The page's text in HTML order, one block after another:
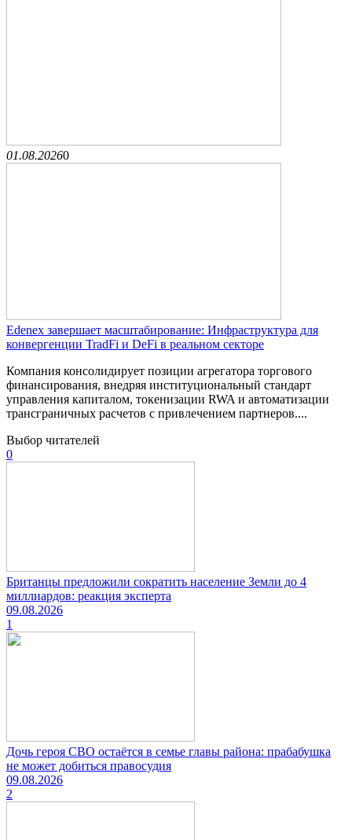
01.08.20260
Edenex завершает масштабирование: Инфраструктура для
конвергенции TradFi и DeFi в реальном секторе
Компания консолидирует позиции агрегатора торгового
финансирования, внедряя институциональный стандарт
управления капиталом, токенизации RWA и автоматизации
трансграничных расчетов с привлечением партнеров....
Выбор читателей
0
Британцы предложили сократить население Земли до 4
миллиардов: реакция эксперта
09.08.2026
1
Дочь героя СВО остаётся в семье главы района: прабабушка
не может добиться правосудия
09.08.2026
2